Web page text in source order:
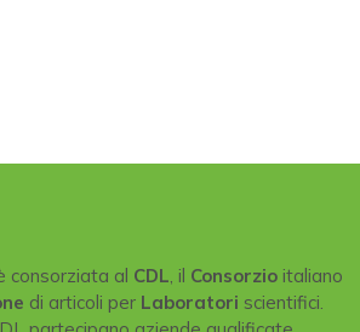
consorziata al CDL , il Consorzioitaliano
di articoli per Laboratori scientifici.